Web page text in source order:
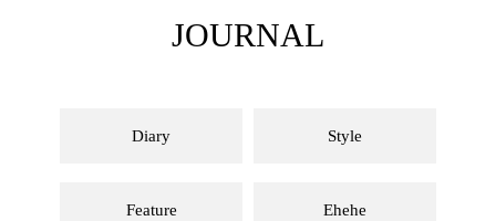
JOURNAL
Diary Style
Feature Ehehe